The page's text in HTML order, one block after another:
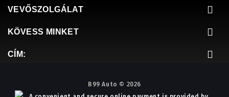
VEVŐSZOLGÁLAT
KÖVESS MINKET
CÍM:
B99 Auto © 2026